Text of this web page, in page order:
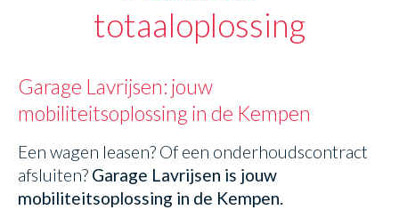
totaaloplossing
Garage Lavrijsen: jouw
mobiliteitsoplossing in de Kempen
Een wagen leasen? Of een onderhoudscontract
afsluiten? Garage Lavrijsen is jouw
mobiliteitsoplossing in de Kempen.